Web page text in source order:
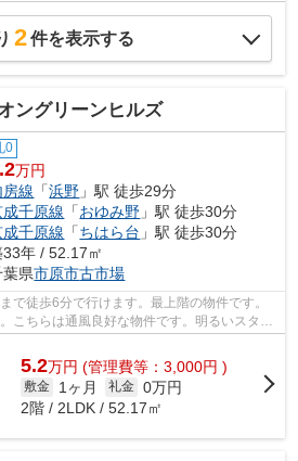
2件を表示する
ングリーンヒルズ
0
万円
房線 「浜野 」駅 徒歩29分
成千原線 「おゆみ野 」駅 徒歩30分
成千原線 「ちはら台 」駅 徒歩30分
33年 / 52.17㎡
葉県市原市古市場
で徒歩6分で行けます。最上階の物件です。
こちらは通風良好な物件です。明るいスタッ
ティブ・...
5.2万円 (管理費等：3,000円 )
敷金 1ヶ月 礼金 0万円
2階 / 2LDK / 52.17㎡